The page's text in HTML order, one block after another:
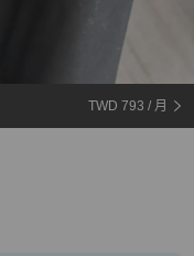
TWD 793 / 月